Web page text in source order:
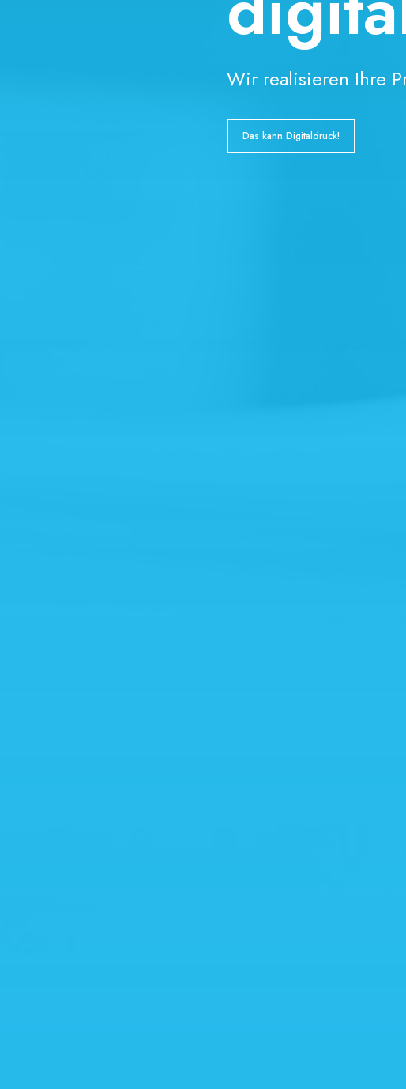
Wir realisieren Ihre Projekte
Das kann Digitaldruck!